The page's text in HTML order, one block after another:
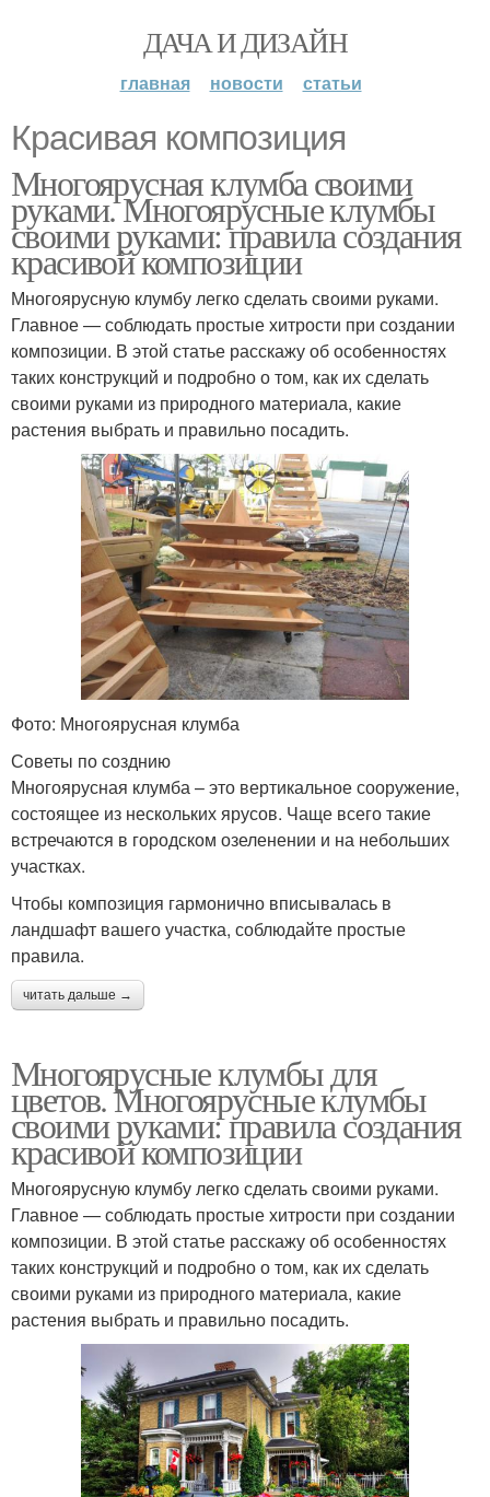
ДАЧА И ДИЗАЙН
главная новости статьи
Красивая композиция
Многоярусная клумба своими
руками. Многоярусные клумбы
своими руками: правила создания
красивой композиции
Многоярусную клумбу легко сделать своими руками.
Главное — соблюдать простые хитрости при создании
композиции. В этой статье расскажу об особенностях
таких конструкций и подробно о том, как их сделать
своими руками из природного материала, какие
растения выбрать и правильно посадить.
Фото: Многоярусная клумба
Советы по созднию
Многоярусная клумба – это вертикальное сооружение,
состоящее из нескольких ярусов. Чаще всего такие
встречаются в городском озеленении и на небольших
участках.
Чтобы композиция гармонично вписывалась в
ландшафт вашего участка, соблюдайте простые
правила.
читать дальше →
Многоярусные клумбы для
цветов. Многоярусные клумбы
своими руками: правила создания
красивой композиции
Многоярусную клумбу легко сделать своими руками.
Главное — соблюдать простые хитрости при создании
композиции. В этой статье расскажу об особенностях
таких конструкций и подробно о том, как их сделать
своими руками из природного материала, какие
растения выбрать и правильно посадить.